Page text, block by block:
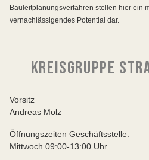
Bauleitplanungsverfahren stellen hier ein
vernachlässigendes Potential dar.
KREISGRUPPE
Vorsitz
Andreas Molz
Öffnungszeiten Geschäftsstelle:
Mittwoch 09:00-13:00 Uhr